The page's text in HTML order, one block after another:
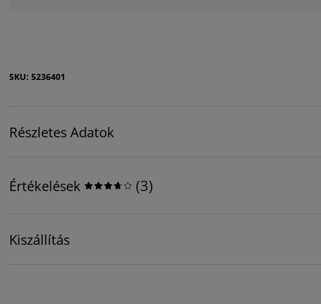
SKU: 5236401
Részletes Adatok
Értékelések (3)
Kiszállítás